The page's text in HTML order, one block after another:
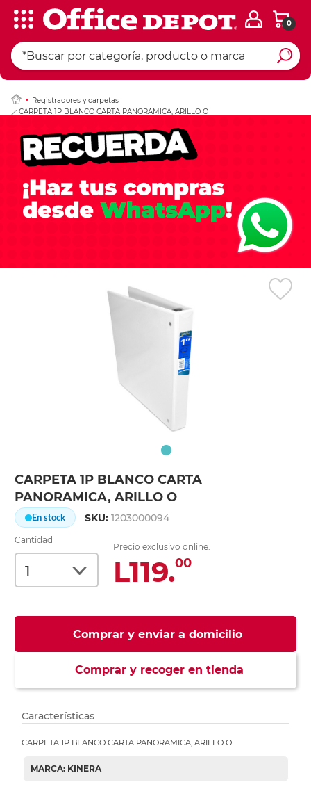
0
Registradores y carpetas
CARPETA 1P BLANCO CARTA PANORAMICA, ARILLO O
CARPETA 1P BLANCO CARTA
PANORAMICA, ARILLO O
En stock SKU:1203000094
Cantidad
Precio exclusivo online:
L119.00
Comprar y enviar a domicilio
Comprar y recoger en tienda
Ingresar Codigo
Características
CARPETA 1P BLANCO CARTA PANORAMICA, ARILLO O
MARCA: KINERA